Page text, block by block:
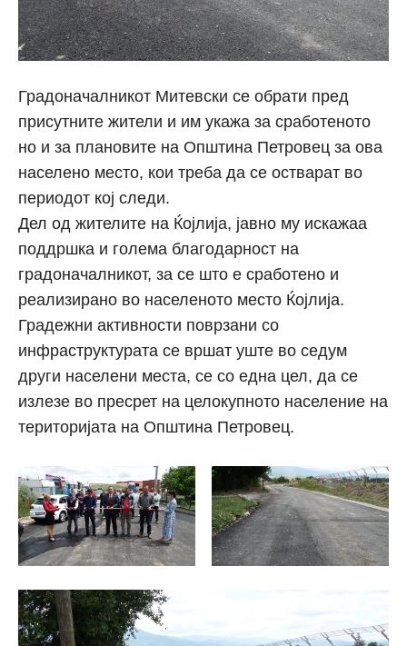
Градоначалникот Митевски се обрати пред
присутните жители и им укажа за сработеното
но и за плановите на Општина Петровец за ова
населено место, кои треба да се остварат во
периодот кој следи.
Дел од жителите на Ќојлија, јавно му искажаа
поддршка и голема благодарност на
градоначалникот, за се што е сработено и
реализирано во населеното место Ќојлија.
Градежни активности поврзани со
инфраструктурата се вршат уште во седум
други населени места, се со една цел, да се
излезе во пресрет на целокупното население на
територијата на Општина Петровец.